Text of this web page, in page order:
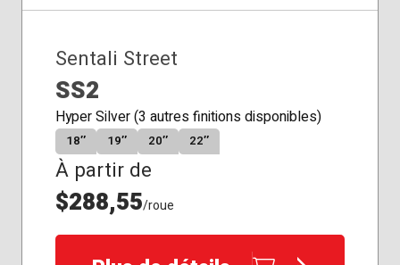
Sentali Street
SS2
Hyper Silver (3 autres finitions disponibles)
18″ 19″ 20″ 22″
À partir de
$288,55/roue